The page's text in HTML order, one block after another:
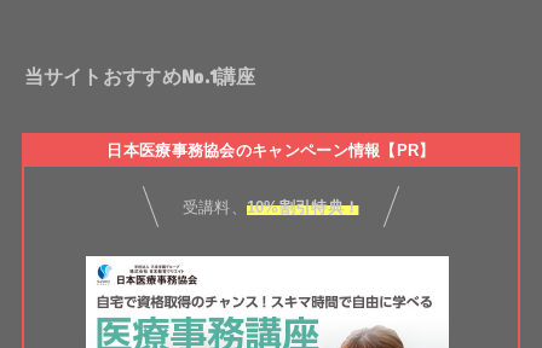
当サイトおすすめNo.1講座
日本医療事務協会のキャンペーン情報【PR】
受講料、 10%割引特典！